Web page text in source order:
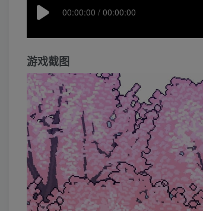
00:00:00 / 00:00:00
游戏截图